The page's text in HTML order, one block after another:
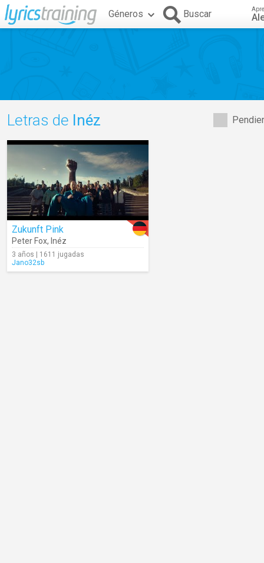
Géneros Buscar
Letras de Inéz
Zukunft Pink
Peter Fox, Inéz
3 años | 1611 jugadas
Jano32sb